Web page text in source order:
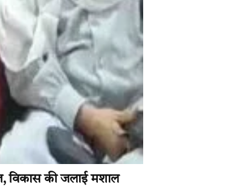
विकास की जलाई मशाल